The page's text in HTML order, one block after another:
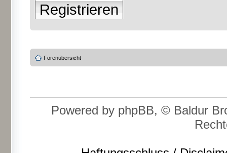
Registrieren
Forenübersicht
Powered by phpBB, © Baldur